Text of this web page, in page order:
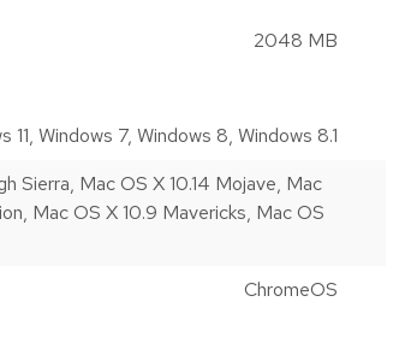
2048 MB
11, Windows 7, Windows 8, Windows 8.1
Sierra, Mac OS X 10.14 Mojave, Mac
Mac OS X 10.9 Mavericks, Mac OS
ChromeOS